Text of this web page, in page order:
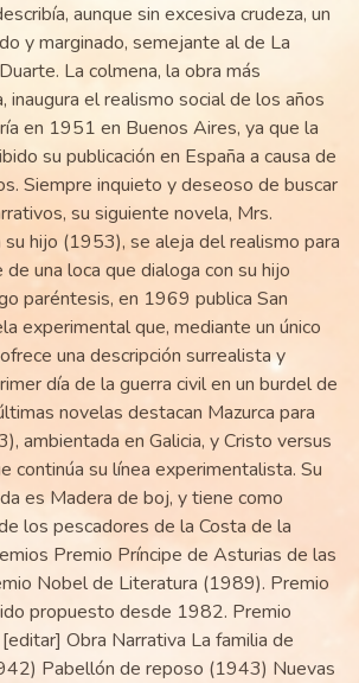
aunque sin excesiva crudeza, un
y marginado, semejante al de La
La colmena, la obra más
inaugura el realismo social de los años
en 1951 en Buenos Aires, ya que la
su publicación en España a causa de
Siempre inquieto y deseoso de buscar
su siguiente novela, Mrs.
hijo (1953), se aleja del realismo para
una loca que dialoga con su hijo
paréntesis, en 1969 publica San
experimental que, mediante un único
una descripción surrealista y
día de la guerra civil en un burdel de
novelas destacan Mazurca para
ambientada en Galicia, y Cristo versus
continúa su línea experimentalista. Su
es Madera de boj, y tiene como
los pescadores de la Costa de la
Premio Príncipe de Asturias de las
Nobel de Literatura (1989). Premio
propuesto desde 1982. Premio
Obra Narrativa La familia de
Pabellón de reposo (1943) Nuevas